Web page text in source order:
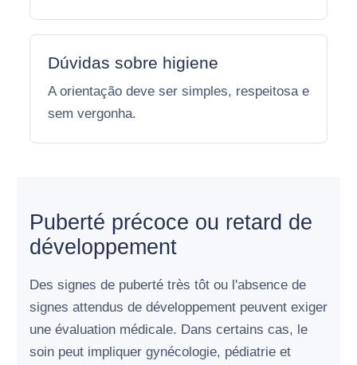
Dúvidas sobre higiene
A orientação deve ser simples, respeitosa e
sem vergonha.
Puberté précoce ou retard de
développement
Des signes de puberté très tôt ou l'absence de
signes attendus de développement peuvent exiger
une évaluation médicale. Dans certains cas, le
soin peut impliquer gynécologie, pédiatrie et